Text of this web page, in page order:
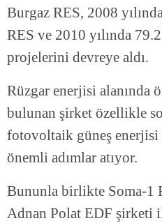
Burgaz RES, 2008
RES ve 2010 yılında
projelerini devreye aldı.
Rüzgar enerjisi alanında
bulunan şirket özellikle
fotovoltaik güneş enerjisi
önemli adımlar atıyor.
Bununla birlikte Soma-1
Adnan Polat EDF şirketi